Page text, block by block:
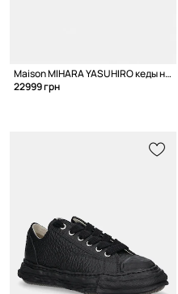
Maison MIHARA YASUHIRO кеды на платформе для мужчин
22999 грн